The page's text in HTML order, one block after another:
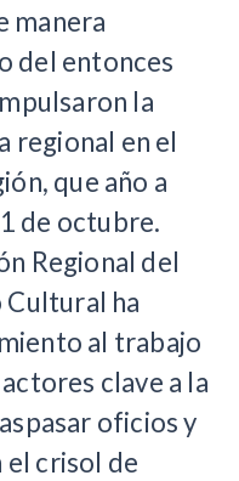
manera
del entonces
la
regional en el
que año a
de octubre.
Regional del
ha
al trabajo
clave a la
oficios y
el crisol de